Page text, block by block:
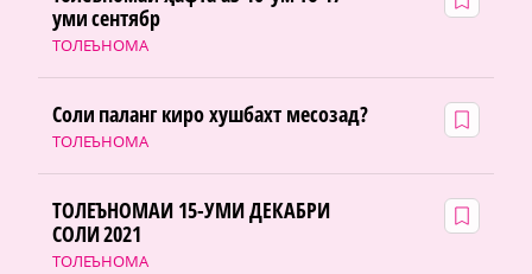
ТОЛЕЪНОМА
уми сентябр
ТОЛЕЪНОМА
Соли паланг киро хушбахт месозад?
ТОЛЕЪНОМА
ТОЛЕЪНОМАИ 15-УМИ ДЕКАБРИ
СОЛИ 2021